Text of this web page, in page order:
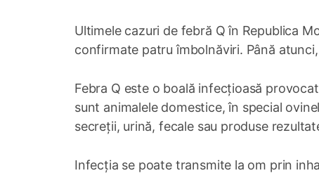
Ultimele cazuri de febră Q în Republica
confirmate patru îmbolnăviri. Până
Febra Q este o boală infecțioasă
sunt animalele domestice, în special
secreții, urină, fecale sau produse
Infecția se poate transmite la om prin